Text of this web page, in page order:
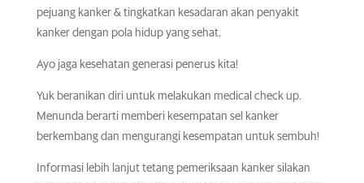
pejuang kanker & tingkatkan kesadaran akan penyakit
kanker dengan pola hidup yang sehat.
Ayo jaga kesehatan generasi penerus kita!
Yuk beranikan diri untuk melakukan medical check up.
Menunda berarti memberi kesempatan sel kanker
berkembang dan mengurangi kesempatan untuk sembuh!
Informasi lebih lanjut tetang pemeriksaan kanker silakan